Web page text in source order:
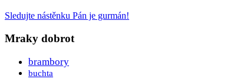
Sledujte nástěnku Pán je gurmán!
Mraky dobrot
brambory
buchta